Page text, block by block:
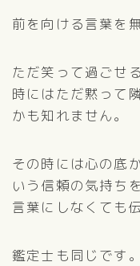
前を向ける言葉を
ただ笑って過ごせ
時にはただ黙って
かも知れません。
その時には心の底
いう信頼の気持ち
言葉にしなくても
鑑定士も同じです。